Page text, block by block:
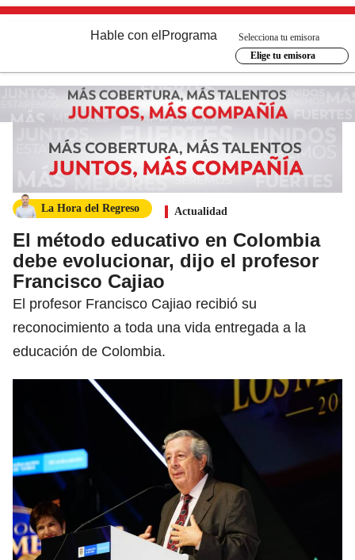
Hable con el Programa
Selecciona tu emisora
Elige tu emisora
La Hora del Regreso Actualidad
El método educativo en Colombia
debe evolucionar, dijo el profesor
Francisco Cajiao
El profesor Francisco Cajiao recibió su
reconocimiento a toda una vida entregada a la
educación de Colombia.